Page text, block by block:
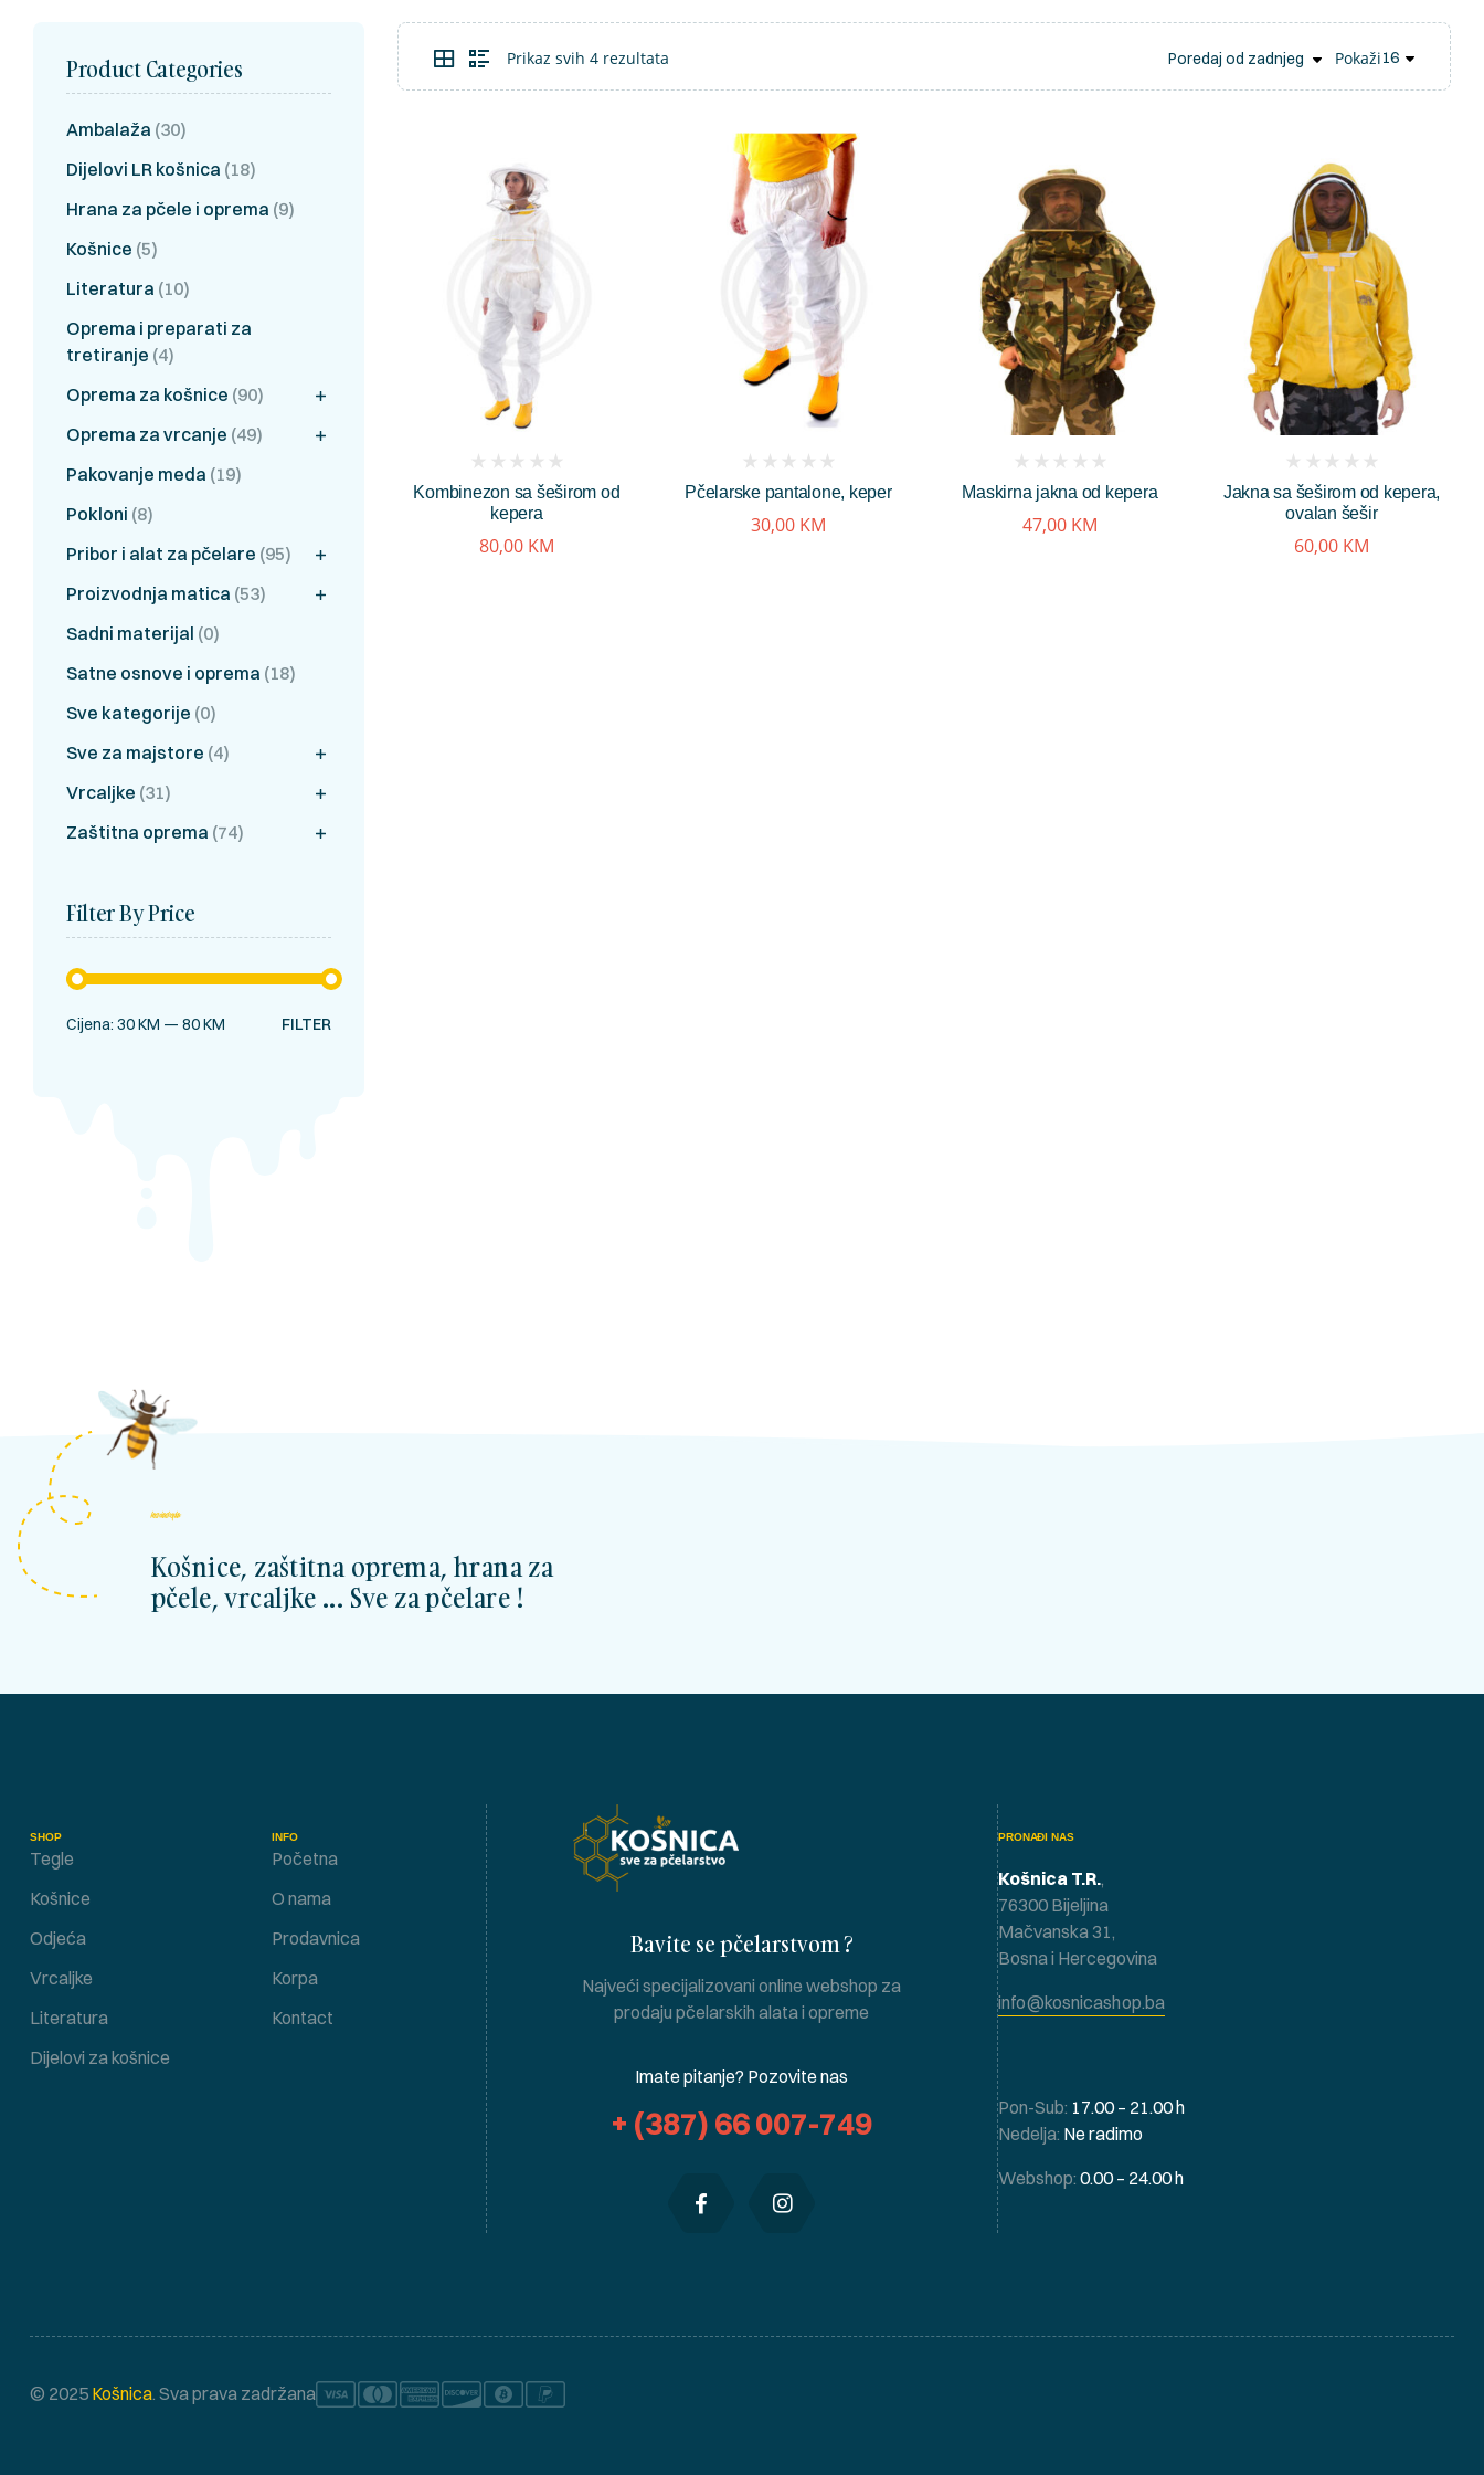
Prikaz svih 4 rezultata Pokaži
Kombinezon sa šeširom od
kepera
reviews)
80,00 KM
Pčelarske pantalone, keper
reviews)
30,00 KM
Maskirna jakna od kepera
reviews)
47,00 KM
Jakna sa šeširom od kepera,
ovalan šešir
reviews)
60,00 KM
Product Categories
Ambalaža (30)
Dijelovi LR košnica (18)
Hrana za pčele i oprema (9)
Košnice (5)
Literatura (10)
Oprema i preparati za
tretiranje (4)
Oprema za košnice (90)
Oprema za vrcanje (49)
Pakovanje meda (19)
Pokloni (8)
Pribor i alat za pčelare (95)
Proizvodnja matica (53)
Sadni materijal (0)
Satne osnove i oprema (18)
Sve kategorije (0)
Sve za majstore (4)
Vrcaljke (31)
Zaštitna oprema (74)
Filter By Price
FILTER
Cijena: 30 KM — 80 KM
kosnicashop.ba
Košnice, zaštitna oprema, hrana za
pčele, vrcaljke ... Sve za pčelare !
SHOP
Tegle
Košnice
Odjeća
Vrcaljke
Literatura
Dijelovi za košnice
INFO
Početna
O nama
Prodavnica
Korpa
Kontact
Bavite se pčelarstvom ?
Najveći specijalizovani online webshop za
prodaju pčelarskih alata i opreme
Imate pitanje? Pozovite nas
+ (387) 66 007-749
PRONAĐI NAS
Košnica T.R.,
76300 Bijeljina
Mačvanska 31,
Bosna i Hercegovina
info@kosnicashop.ba
Pon-Sub: 17.00 – 21.00 h
Nedelja: Ne radimo
Webshop:0.00 – 24.00 h
© 2025 Košnica. Sva prava zadržana